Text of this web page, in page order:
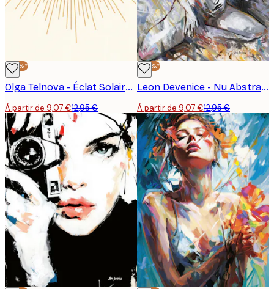
-30%*
Olga Telnova - Éclat Solaire Doré Affiche
À partir de 9,07 €12,95 €
-30%*
Leon Devenice - Nu Abstrait Affiche
À partir de 9,07 €12,95 €